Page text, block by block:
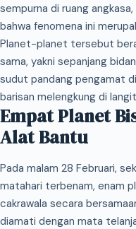
sempurna di ruang
bahwa fenomena ini
Planet-planet tersebut
sama, yakni sepanjang
sudut pandang pengamat
barisan melengkung di
Empat Planet
Alat Bantu
Pada malam 28 Februari,
matahari terbenam, enam
cakrawala secara
diamati dengan mata